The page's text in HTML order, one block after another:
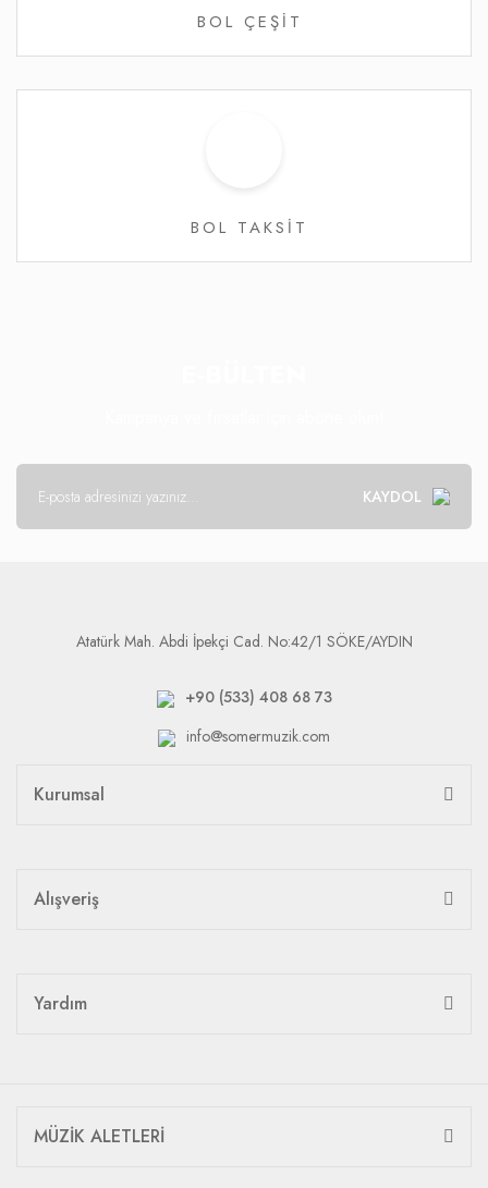
BOL ÇEŞİT
BOL TAKSİT
KAYDOL
Atatürk Mah. Abdi İpekçi Cad. No:42/1 SÖKE/AYDIN
+90 (533) 408 68 73
info@somermuzik.com
Kurumsal
Alışveriş
Yardım
MÜZİK ALETLERİ